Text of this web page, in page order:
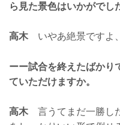
ら見た景色はいかがでし
高木 いやあ絶景ですよ
ーー試合を終えたばかり
ていただけますか。
高木 言うてまだ一勝し